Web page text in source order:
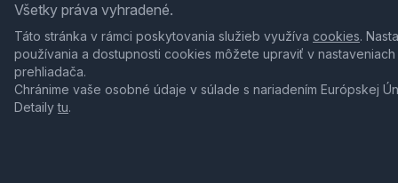
Všetky práva vyhradené.
Táto stránka v rámci poskytovania služieb využíva cookies.
používania a dostupnosti cookies môžete upraviť v nastaveniach
prehliadača.
Chránime vaše osobné údaje v súlade s nariadením Európskej
Detailytu.